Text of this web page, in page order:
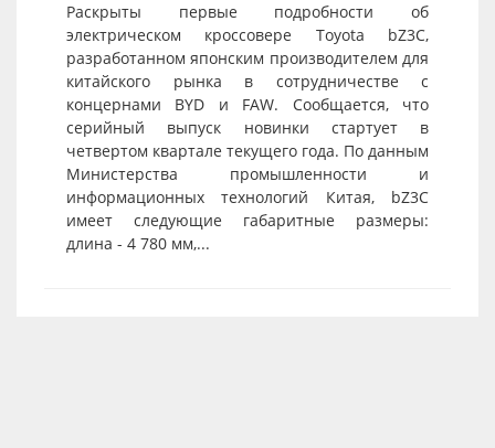
Раскрыты первые подробности об
электрическом кроссовере Toyota bZ3C,
разработанном японским производителем для
китайского рынка в сотрудничестве с
концернами BYD и FAW. Сообщается, что
серийный выпуск новинки стартует в
четвертом квартале текущего года. По данным
Министерства промышленности и
информационных технологий Китая, bZ3C
имеет следующие габаритные размеры:
длина - 4 780 мм,...